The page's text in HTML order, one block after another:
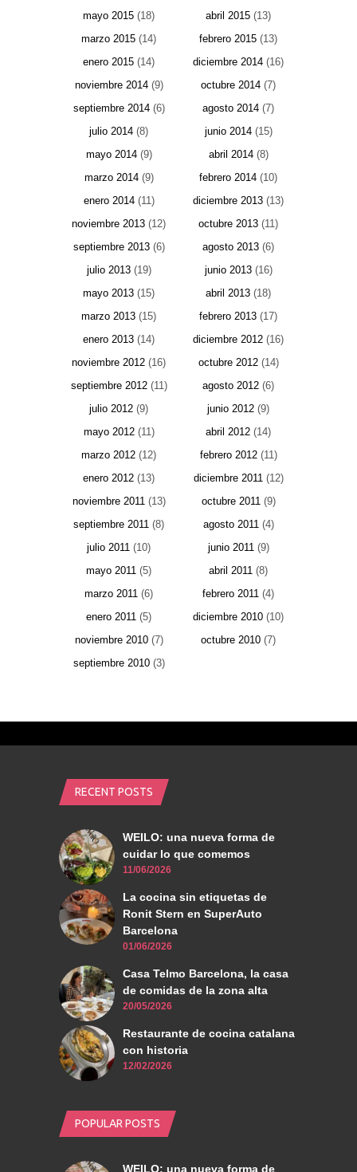
mayo 2015 (18) abril 2015 (13)
marzo 2015 (14) febrero 2015 (13)
enero 2015 (14) diciembre 2014 (16)
noviembre 2014(9) octubre 2014 (7)
septiembre 2014(6) agosto 2014 (7)
julio 2014 (8) junio 2014(15)
mayo 2014(9) abril 2014(8)
marzo 2014(9) febrero 2014 (10)
enero 2014(11) diciembre 2013 (13)
noviembre 2013 (12) octubre 2013 (11)
septiembre 2013(6) agosto 2013 (6)
julio 2013(19) junio 2013(16)
mayo 2013 (15) abril 2013 (18)
marzo 2013 (15) febrero 2013 (17)
enero 2013 (14) diciembre 2012 (16)
noviembre 2012 (16) octubre 2012(14)
septiembre 2012(11) agosto 2012 (6)
julio 2012 (9) junio 2012 (9)
mayo 2012(11) abril 2012 (14)
marzo 2012 (12) febrero 2012(11)
enero 2012 (13) diciembre 2011(12)
noviembre 2011(13) octubre 2011(9)
septiembre 2011 (8) agosto 2011(4)
julio 2011 (10) junio 2011(9)
mayo 2011 (5) abril 2011 (8)
marzo 2011 (6) febrero 2011 (4)
enero 2011 (5) diciembre 2010 (10)
noviembre 2010(7) octubre 2010 (7)
septiembre 2010(3)
RECENT POSTS
WEILO: una nueva forma de
cuidar lo que comemos
11/06/2026
La cocina sin etiquetas de
Ronit Stern en SuperAuto
Barcelona
01/06/2026
Casa Telmo Barcelona, la casa
de comidas de la zona alta
20/05/2026
Restaurante de cocina catalana
con historia
12/02/2026
POPULAR POSTS
WEILO: una nueva forma de